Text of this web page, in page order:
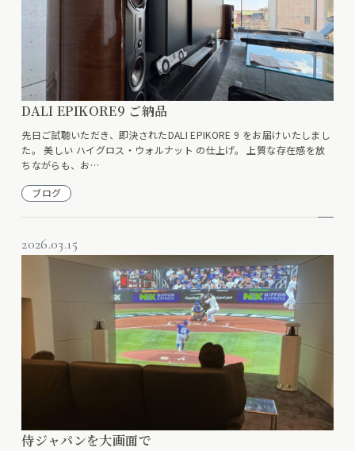
DALI EPIKORE9 ご納品
先日ご試聴いただき、即決されたDALI EPIKORE 9 をお届けいたしまし
た。 美しい ハイグロス・ウォルナット の仕上げ。 上質な存在感を放
ちながらも、お…
ブログ
2026.03.15
侍ジャパンを大画面で